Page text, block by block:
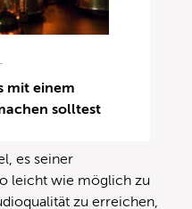
mit einem
solltest
es seiner
leicht wie möglich zu
zu erreichen,